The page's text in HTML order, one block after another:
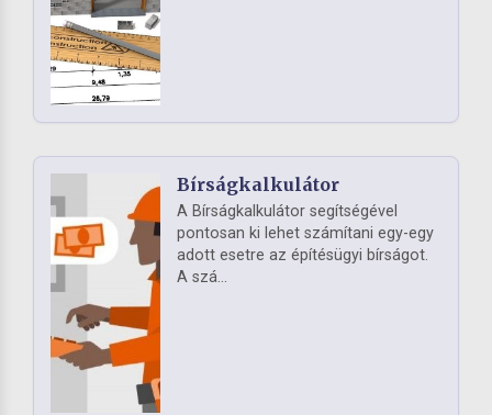
Bírságkalkulátor
A Bírságkalkulátor segítségével
pontosan ki lehet számítani egy-egy
adott esetre az építésügyi bírságot.
A szá...